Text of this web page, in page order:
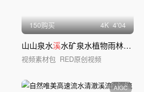
150购买 4K 4'04
山山泉水溪水矿泉水植物雨林小溪
视频素材包 RED原创视频
AIGC